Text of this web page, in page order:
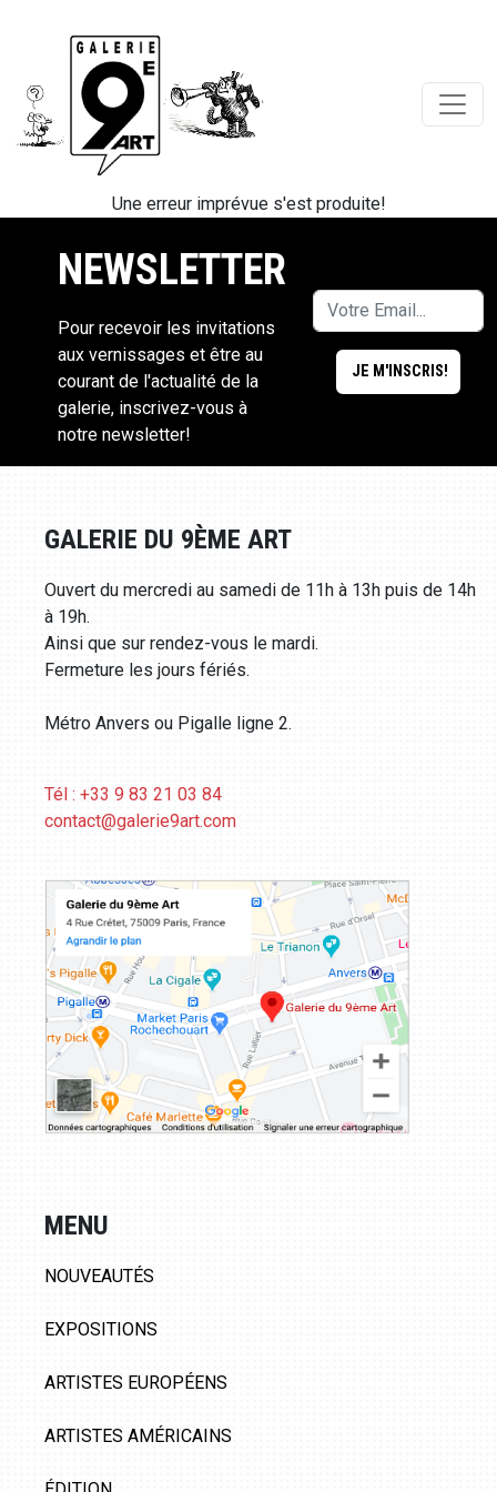
Une erreur imprévue s'est produite!
NEWSLETTER
Pour recevoir les invitations
aux vernissages et être au
courant de l'actualité de la
galerie, inscrivez-vous à
notre newsletter!
GALERIE DU 9ÈME ART
Ouvert du mercredi au samedi de 11h à 13h puis de 14h
à 19h.
Ainsi que sur rendez-vous le mardi.
Fermeture les jours fériés.
Métro Anvers ou Pigalle ligne 2.
Tél : +33 9 83 21 03 84
contact@galerie9art.com
MENU
NOUVEAUTÉS
EXPOSITIONS
ARTISTES EUROPÉENS
ARTISTES AMÉRICAINS